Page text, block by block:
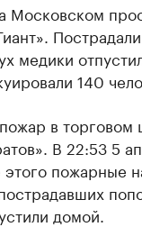
Московском
медики
140
в торговом
В 22:53 5
пожарные
домой.